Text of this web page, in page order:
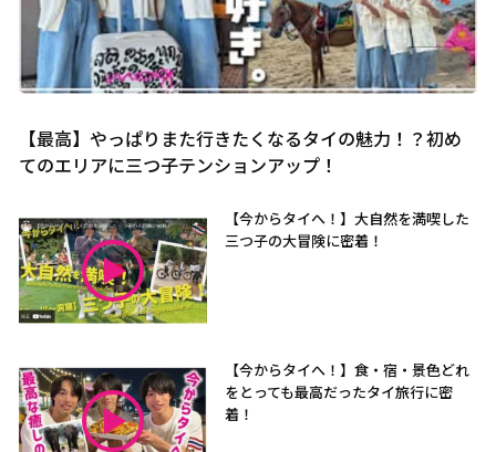
【最高】やっぱりまた行きたくなるタイの魅力！？初め
てのエリアに三つ子テンションアップ！
【今からタイへ！】大自然を満喫した
三つ子の大冒険に密着！
【今からタイへ！】食・宿・景色どれ
をとっても最高だったタイ旅行に密
着！